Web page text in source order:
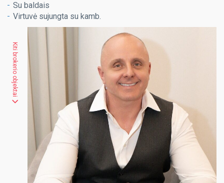
Su baldais
Virtuvė sujungta su kamb.
Kiti brokerio objektai